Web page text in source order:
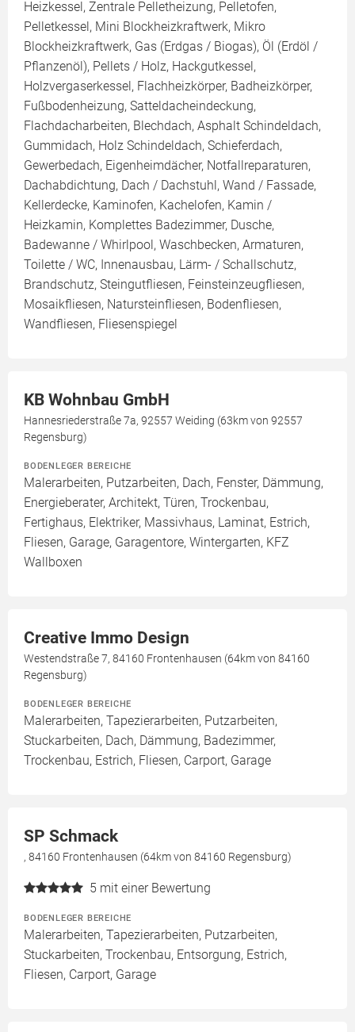
Heizkessel, Zentrale Pelletheizung, Pelletofen,
Pelletkessel, Mini Blockheizkraftwerk, Mikro
Blockheizkraftwerk, Gas (Erdgas / Biogas), Öl (Erdöl /
Pflanzenöl), Pellets / Holz, Hackgutkessel,
Holzvergaserkessel, Flachheizkörper, Badheizkörper,
Fußbodenheizung, Satteldacheindeckung,
Flachdacharbeiten, Blechdach, Asphalt Schindeldach,
Gummidach, Holz Schindeldach, Schieferdach,
Gewerbedach, Eigenheimdächer, Notfallreparaturen,
Dachabdichtung, Dach / Dachstuhl, Wand / Fassade,
Kellerdecke, Kaminofen, Kachelofen, Kamin /
Heizkamin, Komplettes Badezimmer, Dusche,
Badewanne / Whirlpool, Waschbecken, Armaturen,
Toilette / WC, Innenausbau, Lärm- / Schallschutz,
Brandschutz, Steingutfliesen, Feinsteinzeugfliesen,
Mosaikfliesen, Natursteinfliesen, Bodenfliesen,
Wandfliesen, Fliesenspiegel
KB Wohnbau GmbH
Hannesriederstraße 7a, 92557 Weiding (63km von 92557
Regensburg)
BODENLEGER BEREICHE
Malerarbeiten, Putzarbeiten, Dach, Fenster, Dämmung,
Energieberater, Architekt, Türen, Trockenbau,
Fertighaus, Elektriker, Massivhaus, Laminat, Estrich,
Fliesen, Garage, Garagentore, Wintergarten, KFZ
Wallboxen
Creative Immo Design
Westendstraße 7, 84160 Frontenhausen (64km von 84160
Regensburg)
BODENLEGER BEREICHE
Malerarbeiten, Tapezierarbeiten, Putzarbeiten,
Stuckarbeiten, Dach, Dämmung, Badezimmer,
Trockenbau, Estrich, Fliesen, Carport, Garage
SP Schmack
, 84160 Frontenhausen (64km von 84160 Regensburg)
5 mit einer Bewertung
BODENLEGER BEREICHE
Malerarbeiten, Tapezierarbeiten, Putzarbeiten,
Stuckarbeiten, Trockenbau, Entsorgung, Estrich,
Fliesen, Carport, Garage